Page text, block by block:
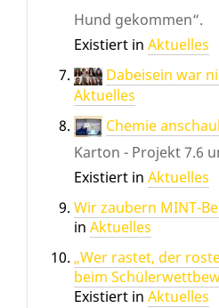
Hund gekommen“.
Existiert in Aktuelles
Dabeisein war
Aktuelles
Chemie
Karton - Projekt 7.6
Existiert in Aktuelles
Wir zaubern MINT-
in Aktuelles
„Wer rastet, der
beim
Existiert in Aktuelles